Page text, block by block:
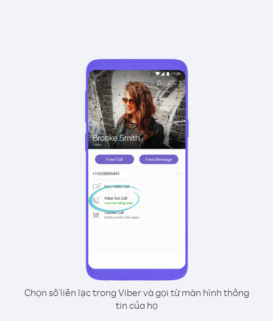
Chọn số liên lạc trong Viber và gọi từ màn hình thông
tin của họ